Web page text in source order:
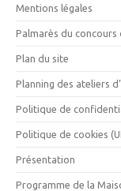
Mentions légales
Palmarès du concours
Plan du site
Planning des ateliers
Politique de
Politique de cookies
Présentation
Programme de la